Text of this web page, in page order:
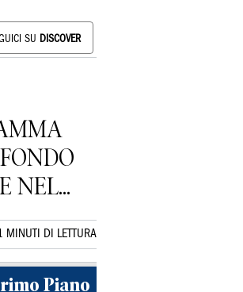
SU DISCOVER
NEL...
MINUTI DI LETTURA
Piano